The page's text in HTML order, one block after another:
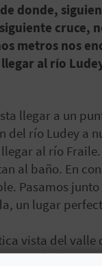
donde,
cruce,
metros nos
al río
llegar a un
del río Ludey a
al río
al baño. En
Pasamos
un lugar
vista del
Sin duda, un